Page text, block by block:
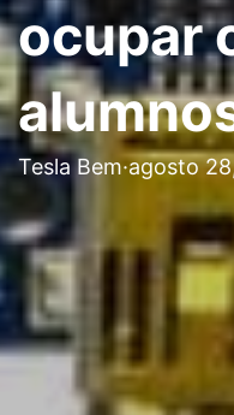
ocupar
Tesla Bem·agosto